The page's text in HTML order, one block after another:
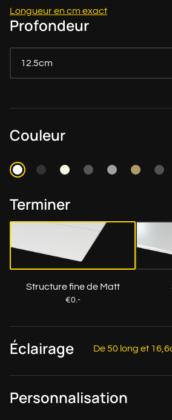
Longueur en cm exact
Profondeur
12.5cm
Couleur
Terminer
Structure fine de Matt
€0.-
Éclairage De 50 long et
Personnalisation